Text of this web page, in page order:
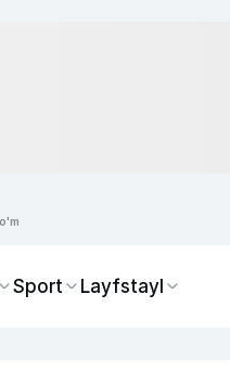
Sport Layfstayl